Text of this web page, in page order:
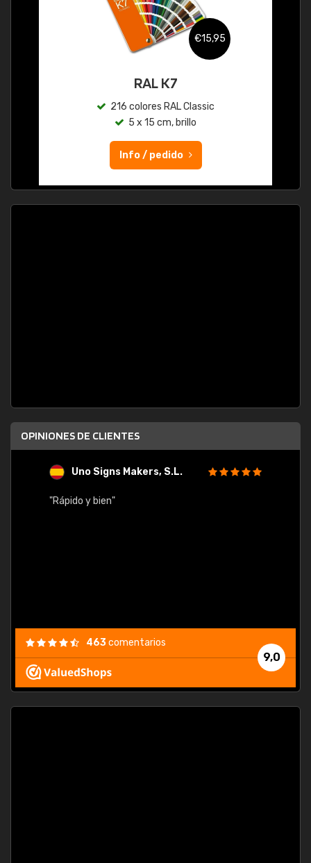
€15,95
RAL K7
216 colores RAL Classic
5 x 15 cm, brillo
Info / pedido
OPINIONES DE CLIENTES
Uno Signs Makers, S.L.
"Rápido y bien"
9,0
463comentarios